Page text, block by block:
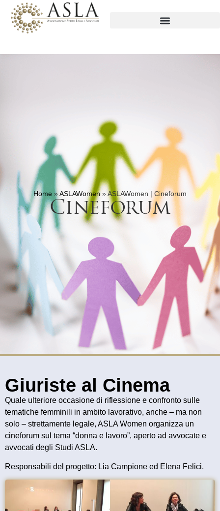
Home » ASLAWomen» ASLAWomen | Cineforum
Cineforum
Giuriste al Cinema
Quale ulteriore occasione di riflessione e confronto sulle
tematiche femminili in ambito lavorativo, anche – ma non
solo – strettamente legale, ASLA Women organizza un
cineforum sul tema “donna e lavoro”, aperto ad avvocate e
avvocati degli Studi ASLA.
Responsabili del progetto: Lia Campione ed Elena Felici.